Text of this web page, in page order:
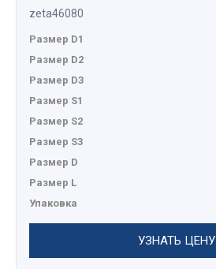
1. Гайка накидная.
2. Кольцо уплотнительное.
3. Оконцеватель.
4. Корпус.
5. Кольцо уплотнительное.
6. Кольцо антифрикционное.
zeta46080
Размер D1
Размер D2
Размер D3
Размер S1
Размер S2
Размер S3
Размер D
Размер L
Упаковка
УЗНАТЬ ЦЕНУ